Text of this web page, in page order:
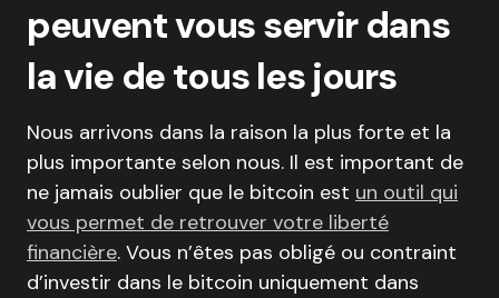
peuvent vous servir dans
la vie de tous les jours
Nous arrivons dans la raison la plus forte et la
plus importante selon nous. Il est important de
ne jamais oublier que le bitcoin est un outil qui
vous permet de retrouver votre liberté
financière. Vous n’êtes pas obligé ou contraint
d’investir dans le bitcoin uniquement dans